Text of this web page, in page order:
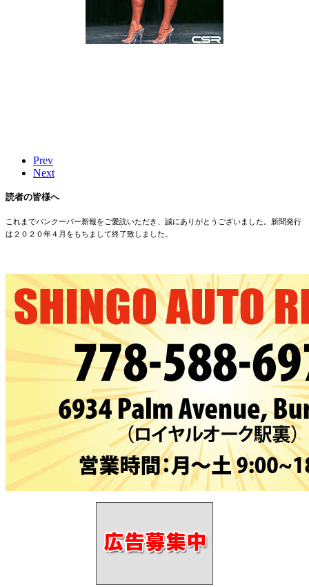
Prev
Next
読者の皆様へ
これまでバンクーバー新報をご愛読いただき、誠にありがとうございました。新聞発行
は２０２０年４月をもちまして終了致しました。